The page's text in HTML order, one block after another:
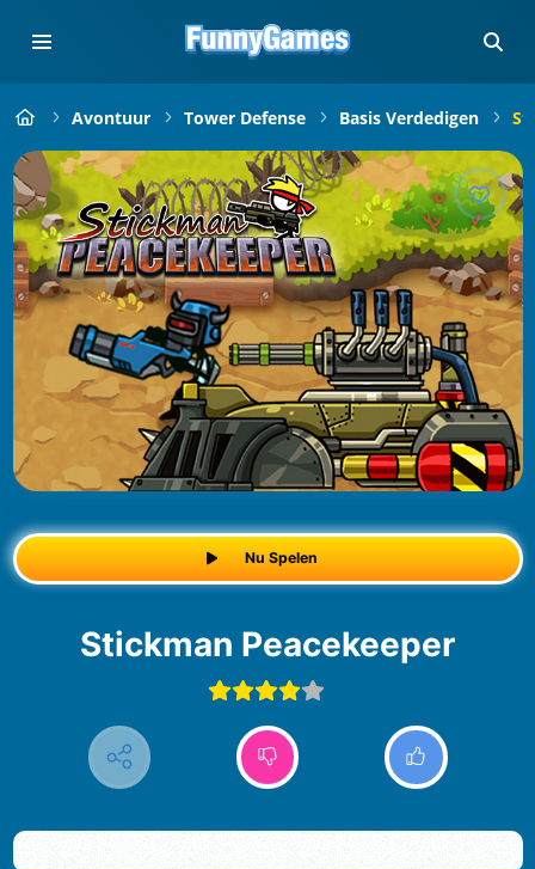
Avontuur Tower Defense Basis Verdedigen
Nu Spelen
Stickman Peacekeeper